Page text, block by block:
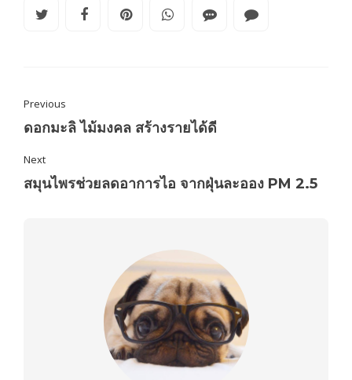
Previous
ดอกมะลิ ไม้มงคล สร้างรายได้ดี
Next
สมุนไพรช่วยลดอาการไอ จากฝุ่นละออง PM 2.5